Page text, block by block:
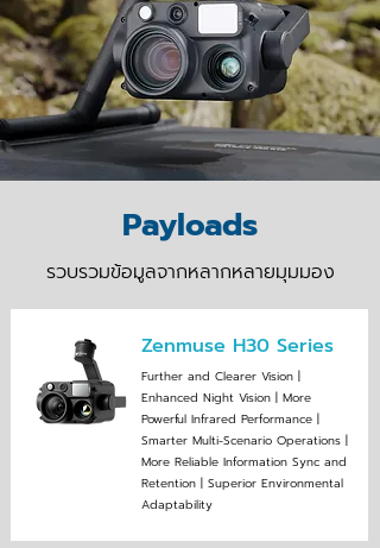
Payloads
รวบรวมข้อมูลจากหลากหลายมุมมอง
Zenmuse H30 Series
Further and Clearer ‌Vision |
Enhanced Night Vision | More
Powerful Infrared Performance |
Smarter Multi-Scenario Operations |
More Reliable Information Sync and
Retention | Superior Environmental
Adaptability